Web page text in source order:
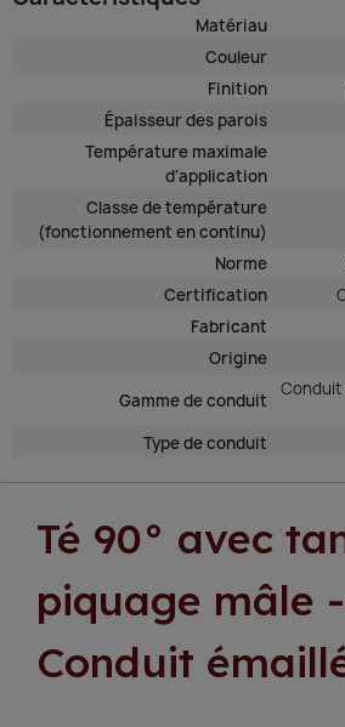
Matériau
Couleur
Finition
Épaisseur des parois
Température maximale
d'application
Classe de température
(fonctionnement en continu)
Norme
Certification
Fabricant
Origine
Gamme de conduit
Conduit
Type de conduit
Té 90° avec
piquage mâle -
Conduit